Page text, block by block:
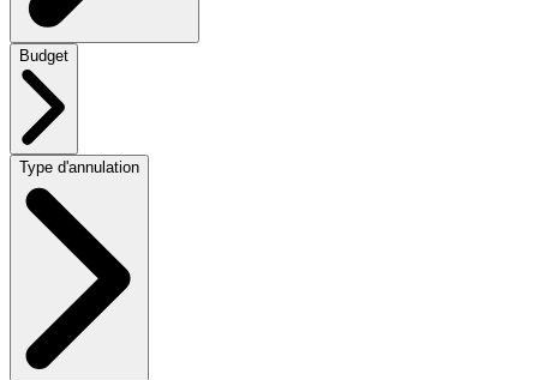
Budget
Type d'annulation